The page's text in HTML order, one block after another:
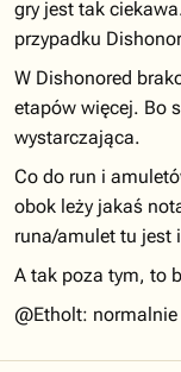
gry jest tak
przypadku
W Dishonored
etapów więcej. Bo
wystarczająca.
Co do run i
obok leży jakaś
runa/amulet tu jest
A tak poza tym, to
@Etholt: